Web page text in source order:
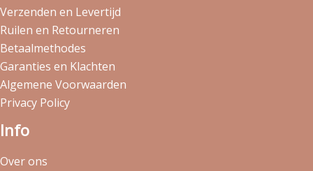
Verzenden en Levertijd
Ruilen en Retourneren
Betaalmethodes
Garanties en Klachten
Algemene Voorwaarden
Privacy Policy
Info
Over ons